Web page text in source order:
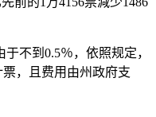
不到0.5％，依照规定，
，且费用由州政府支